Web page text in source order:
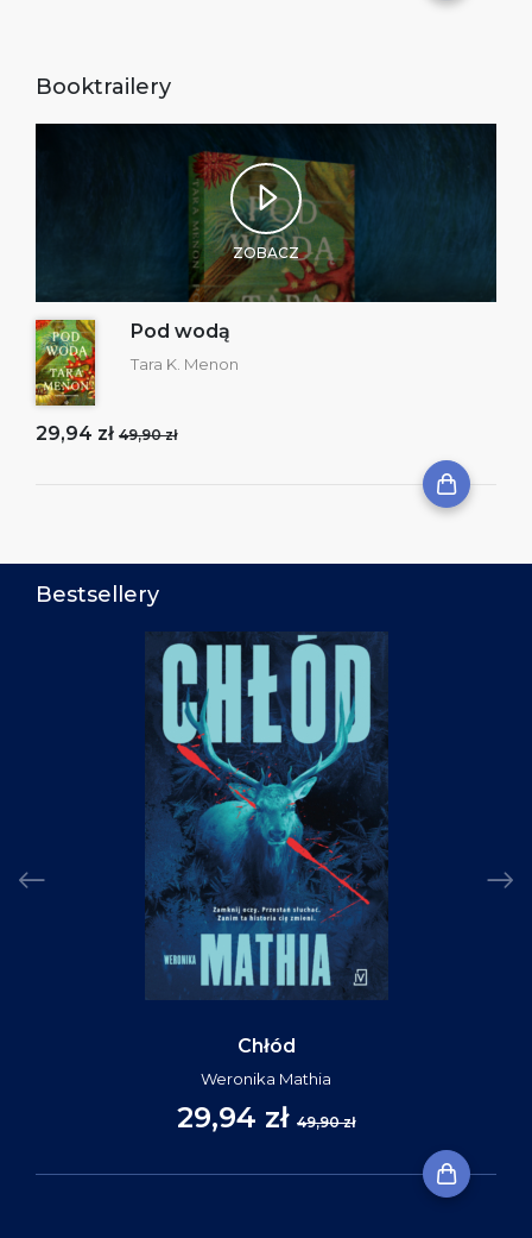
Booktrailery
ZOBACZ
Pod wodą
Tara K. Menon
29,94 zł 49,90 zł
Bestsellery
Chłód
Weronika Mathia
29,94 zł 49,90 zł